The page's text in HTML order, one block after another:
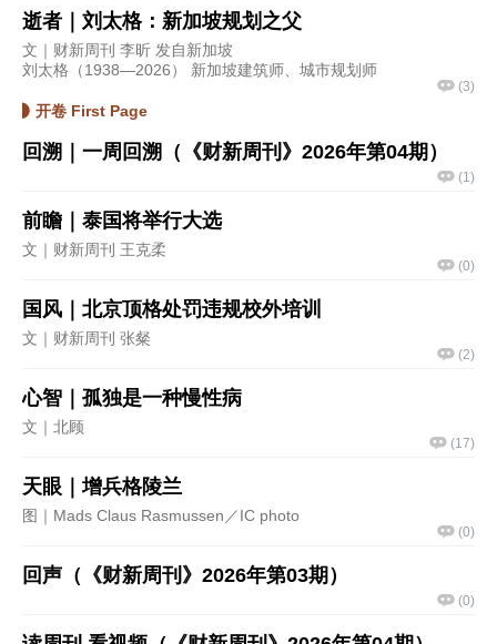
逝者｜刘太格：新加坡规划之父
文｜财新周刊 李昕 发自新加坡
刘太格（1938—2026） 新加坡建筑师、城市规划师
(3)
开卷 First Page
回溯｜一周回溯（《财新周刊》2026年第04期）
(1)
前瞻｜泰国将举行大选
文｜财新周刊 王克柔
(0)
国风｜北京顶格处罚违规校外培训
文｜财新周刊 张粲
(2)
心智｜孤独是一种慢性病
文｜北顾
(17)
天眼｜增兵格陵兰
图｜Mads Claus Rasmussen／IC photo
(0)
回声（《财新周刊》2026年第03期）
(0)